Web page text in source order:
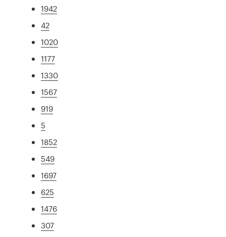
1942
42
1020
1177
1330
1567
919
5
1852
549
1697
625
1476
307